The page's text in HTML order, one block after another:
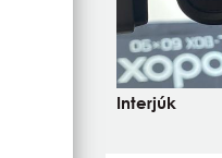
Interjúk